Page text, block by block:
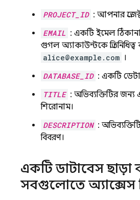
PROJECT_ID : আপনার
EMAIL : একটি ইমেল ঠিকানা
গুগল অ্যাকাউন্টকে
alice@example.com ।
DATABASE_ID : একটি
TITLE : অভিব্যক্তিটির
শিরোনাম।
DESCRIPTION :
বিবরণ।
একটি ডাটাবেস ছাড়া
সবগুলোতে অ্যাক্সেস